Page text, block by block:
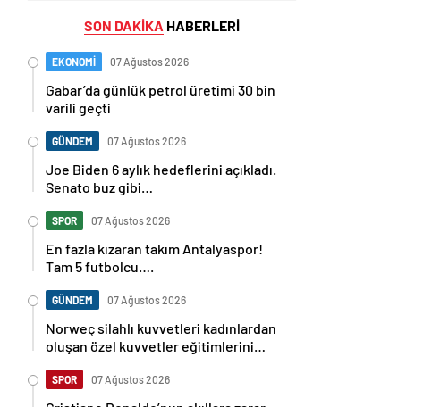
SON DAKİKA HABERLERİ
EKONOMİ 07 Ağustos 2026
Gabar’da günlük petrol üretimi 30 bin
varili geçti
GÜNDEM 07 Ağustos 2026
Joe Biden 6 aylık hedeflerini açıkladı.
Senato buz gibi…
SPOR 07 Ağustos 2026
En fazla kızaran takım Antalyaspor!
Tam 5 futbolcu….
GÜNDEM 07 Ağustos 2026
Norweç silahlı kuvvetleri kadınlardan
oluşan özel kuvvetler eğitimlerini
SPOR 07 Ağustos 2026